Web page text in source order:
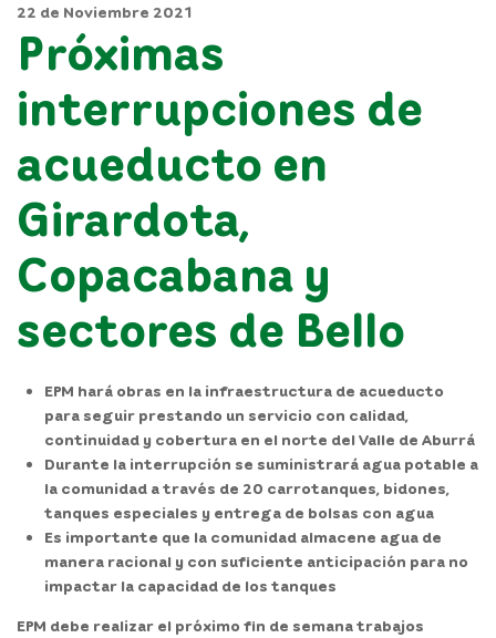
22 de Noviembre 2021
Próximas
interrupciones de
acueducto en
Girardota,
Copacabana y
sectores de Bello
EPM hará obras en la infraestructura de acueducto
para seguir prestando un servicio con calidad,
continuidad y cobertura en el norte del Valle de Aburrá
Durante la interrupción se suministrará agua potable a
la comunidad a través de 20 carrotanques, bidones,
tanques especiales y entrega de bolsas con agua
Es importante que la comunidad almacene agua de
manera racional y con suficiente anticipación para no
impactar la capacidad de los tanques
EPM debe realizar el próximo fin de semana trabajos